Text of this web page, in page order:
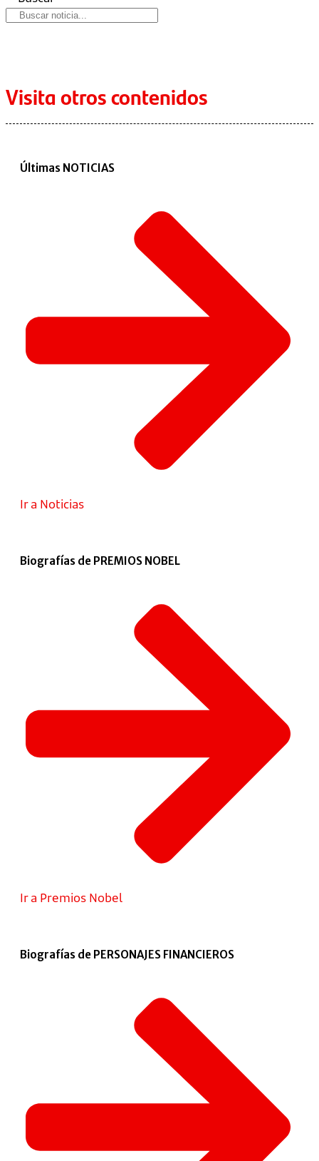
Visita otros contenidos
Últimas NOTICIAS
Ir a Noticias
Biografías de PREMIOS NOBEL
Ir a Premios Nobel
Biografías de PERSONAJES FINANCIEROS